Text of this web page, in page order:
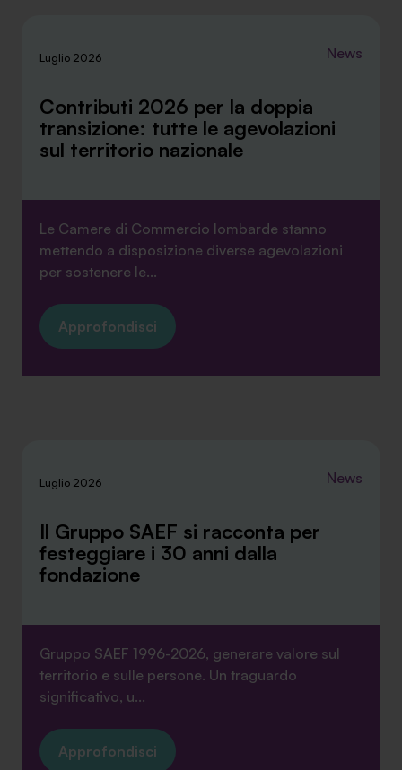
Luglio 2026 News
Contributi 2026 per la doppia
transizione: tutte le agevolazioni
sul territorio nazionale
Le Camere di Commercio lombarde stanno
mettendo a disposizione diverse agevolazioni
per sostenere le...
Approfondisci
Luglio 2026 News
Il Gruppo SAEF si racconta per
festeggiare i 30 anni dalla
fondazione
Gruppo SAEF 1996-2026, generare valore sul
territorio e sulle persone. Un traguardo
significativo, u...
Approfondisci